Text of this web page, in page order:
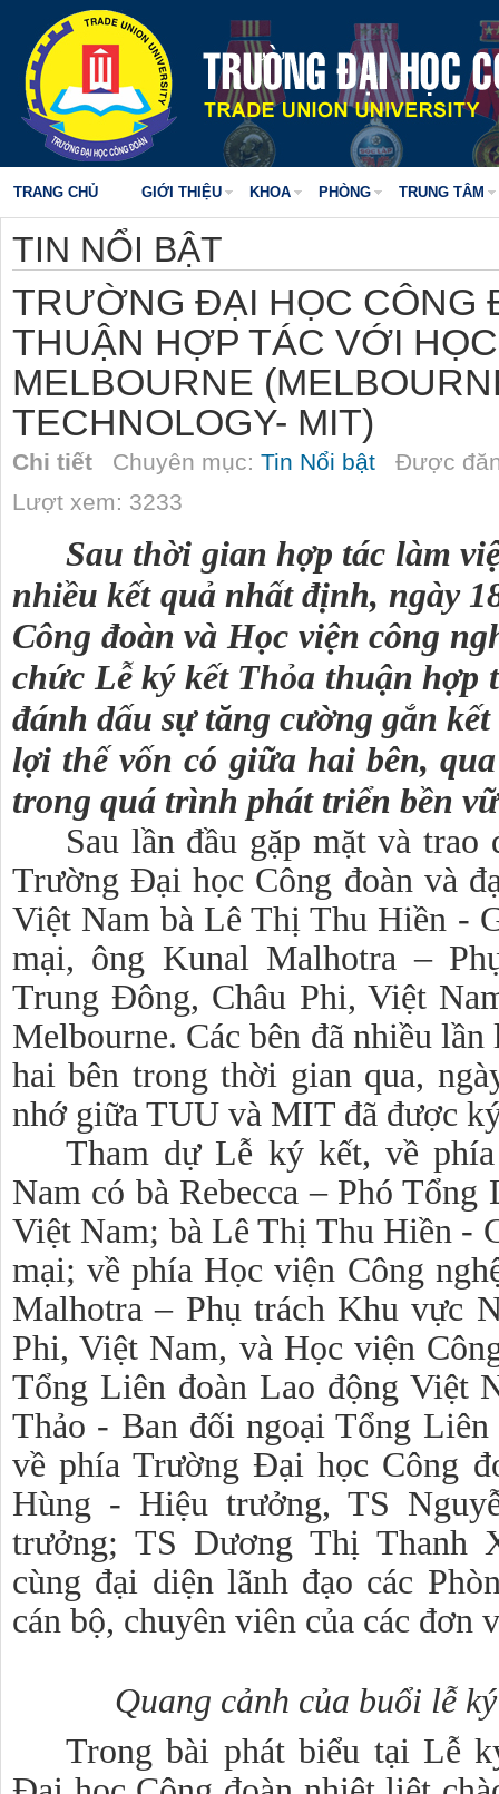
TRANG CHỦ GIỚI THIỆU KHOA PHÒNG TRUNG TÂM
TIN NỔI BẬT
TRƯỜNG ĐẠI HỌC CÔNG
THUẬN HỢP TÁC VỚI
MELBOURNE
TECHNOLOGY- MIT)
Chi tiết Chuyên mục: Tin Nổi bật Được
Lượt xem: 3233
Sau thời gian hợp tác làm
nhiều kết quả nhất định, ngày
Công đoàn và Học viện công
chức Lễ ký kết Thỏa thuận hợp
đánh dấu sự tăng cường gắn
lợi thế vốn có giữa hai bên,
trong quá trình phát triển bền
Sau lần đầu gặp mặt và
Trường Đại học Công đoàn và
Việt Nam bà Lê Thị Thu Hiền -
mại, ông Kunal Malhotra –
Trung Đông, Châu Phi, Việt
Melbourne. Các bên đã nhiều
hai bên trong thời gian qua,
nhớ giữa TUU và MIT đã được
Tham dự Lễ ký kết, về phía
Nam có bà Rebecca – Phó
Việt Nam; bà Lê Thị Thu Hiền -
mại; về phía Học viện Công
Malhotra – Phụ trách Khu vực
Phi, Việt Nam, và Học viện
Tổng Liên đoàn Lao động Việt
Thảo - Ban đối ngoại Tổng
về phía Trường Đại học Công
Hùng - Hiệu trưởng, TS
trưởng; TS Dương Thị Thanh
cùng đại diện lãnh đạo các
cán bộ, chuyên viên của các đơn
Quang cảnh của buổi lễ
Trong bài phát biểu tại Lễ